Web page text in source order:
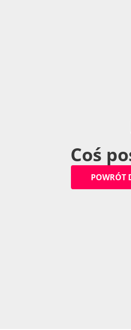
Coś po
POWRÓT